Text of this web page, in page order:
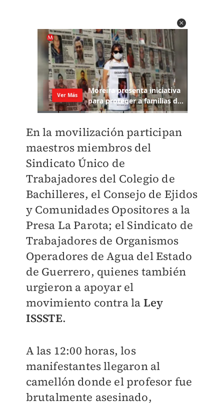
En la movilización participan
maestros miembros del
Sindicato Único de
Trabajadores del Colegio de
Bachilleres, el Consejo de Ejidos
y Comunidades Opositores a la
Presa La Parota; el Sindicato de
Trabajadores de Organismos
Operadores de Agua del Estado
de Guerrero, quienes también
urgieron a apoyar el
movimiento contra la Ley
ISSSTE.
A las 12:00 horas, los
manifestantes llegaron al
camellón donde el profesor fue
brutalmente asesinado,